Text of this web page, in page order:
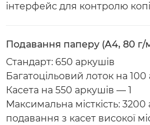
інтерфейс для контролю
Подавання паперу (A4, 80 г/
Стандарт: 650 аркушів
Багатоцільовий лоток на 100
Касета на 550 аркушів — 1
Максимальна місткість:
подавання з касет високої